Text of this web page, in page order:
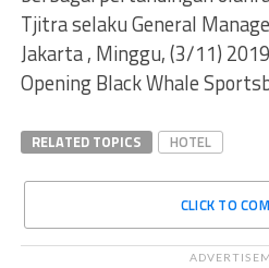
Tjitra selaku General
Jakarta , Minggu, (3/11)
Opening Black Whale
RELATED TOPICS HOTEL
CLICK TO